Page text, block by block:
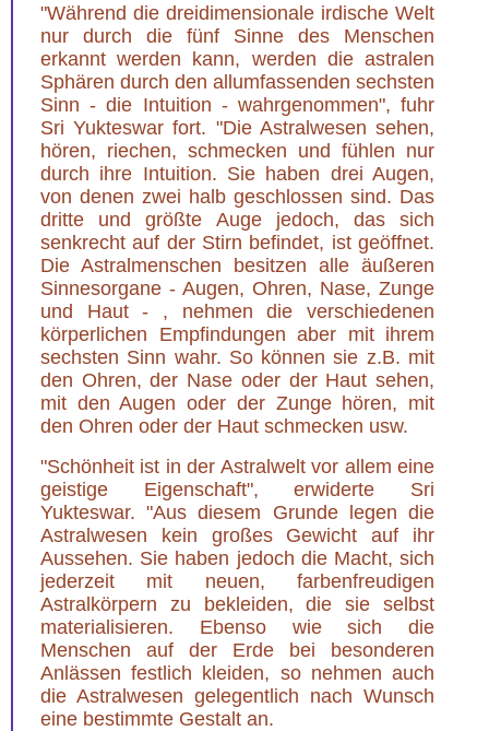
"Während die dreidimensionale irdische Welt
nur durch die fünf Sinne des Menschen
erkannt werden kann, werden die astralen
Sphären durch den allumfassenden sechsten
Sinn - die Intuition - wahrgenommen", fuhr
Sri Yukteswar fort. "Die Astralwesen sehen,
hören, riechen, schmecken und fühlen nur
durch ihre Intuition. Sie haben drei Augen,
von denen zwei halb geschlossen sind. Das
dritte und größte Auge jedoch, das sich
senkrecht auf der Stirn befindet, ist geöffnet.
Die Astralmenschen besitzen alle äußeren
Sinnesorgane - Augen, Ohren, Nase, Zunge
und Haut - , nehmen die verschiedenen
körperlichen Empfindungen aber mit ihrem
sechsten Sinn wahr. So können sie z.B. mit
den Ohren, der Nase oder der Haut sehen,
mit den Augen oder der Zunge hören, mit
den Ohren oder der Haut schmecken usw.
"Schönheit ist in der Astralwelt vor allem eine
geistige Eigenschaft", erwiderte Sri
Yukteswar. "Aus diesem Grunde legen die
Astralwesen kein großes Gewicht auf ihr
Aussehen. Sie haben jedoch die Macht, sich
jederzeit mit neuen, farbenfreudigen
Astralkörpern zu bekleiden, die sie selbst
materialisieren. Ebenso wie sich die
Menschen auf der Erde bei besonderen
Anlässen festlich kleiden, so nehmen auch
die Astralwesen gelegentlich nach Wunsch
eine bestimmte Gestalt an.